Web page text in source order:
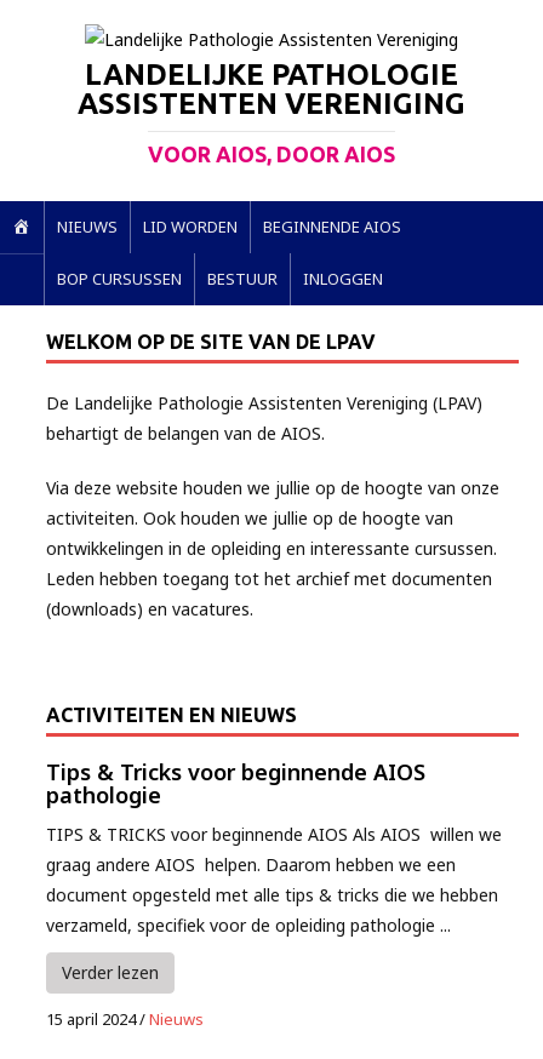
LANDELIJKE PATHOLOGIE
ASSISTENTEN VERENIGING
VOOR AIOS, DOOR AIOS
O
E
NIEUWS LID WORDEN BEGINNENDE AIOS
BOP CURSUSSEN BESTUUR INLOGGEN
WELKOM OP DE SITE VAN DE LPAV
De Landelijke Pathologie Assistenten Vereniging (LPAV)
behartigt de belangen van de AIOS.
Via deze website houden we jullie op de hoogte van onze
activiteiten. Ook houden we jullie op de hoogte van
ontwikkelingen in de opleiding en interessante cursussen.
Leden hebben toegang tot het archief met documenten
(downloads) en vacatures.
ACTIVITEITEN EN NIEUWS
Tips & Tricks voor beginnende AIOS
pathologie
TIPS & TRICKS voor beginnende AIOS Als AIOS willen we
graag andere AIOS helpen. Daarom hebben we een
document opgesteld met alle tips & tricks die we hebben
verzameld, specifiek voor de opleiding pathologie ...
Verder lezen
15 april 2024/Nieuws